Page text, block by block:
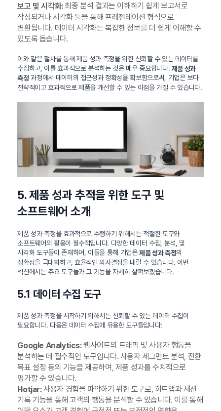
보고 및 시각화:최종 분석 결과는 이해하기 쉽게 보고서로
작성되거나 시각화 툴을 통해 프레젠테이션 형식으로
변환됩니다. 데이터 시각화는 복잡한 정보를 더 쉽게 이해할 수
있도록 돕습니다.
이와 같은 절차를 통해 제품 성과 측정을 위한 신뢰할 수 있는 데이터를
수집하고, 이를 효과적으로 분석하는 것은 매우 중요합니다. 제품 성과
측정 과정에서 데이터의 접근성과 정확성을 확보함으로써, 기업은 보다
전략적이고 효과적으로 제품을 개선할 수 있는 이점을 가질 수 있습니다.
5. 제품 성과 추적을 위한 도구 및
소프트웨어 소개
제품 성과 측정을 효과적으로 수행하기 위해서는 적절한 도구와
소프트웨어의 활용이 필수적입니다. 다양한 데이터 수집, 분석, 및
시각화 도구들이 존재하며, 이들을 통해 기업은제품 성과 측정의
정확성을 극대화하고, 효율적인 의사결정을 내릴 수 있습니다. 이번
섹션에서는 주요 도구들과 그 기능을 자세히 살펴보겠습니다.
5.1 데이터 수집 도구
제품 성과 측정을 시작하기 위해서는 신뢰할 수 있는 데이터 수집이
필요합니다. 다음은 데이터 수집에 유용한 도구들입니다:
Google Analytics:웹사이트의 트래픽 및 사용자 행동을
분석하는 데 필수적인 도구입니다. 사용자 세그먼트 분석, 전환
목표 설정 등의 기능을 제공하여, 제품 성과를 수치적으로
평가할 수 있습니다.
Hotjar:사용자 경험을 파악하기 위한 도구로, 히트맵과 세션
기록 기능을 통해 고객의 행동을 분석할 수 있습니다. 이를 통해